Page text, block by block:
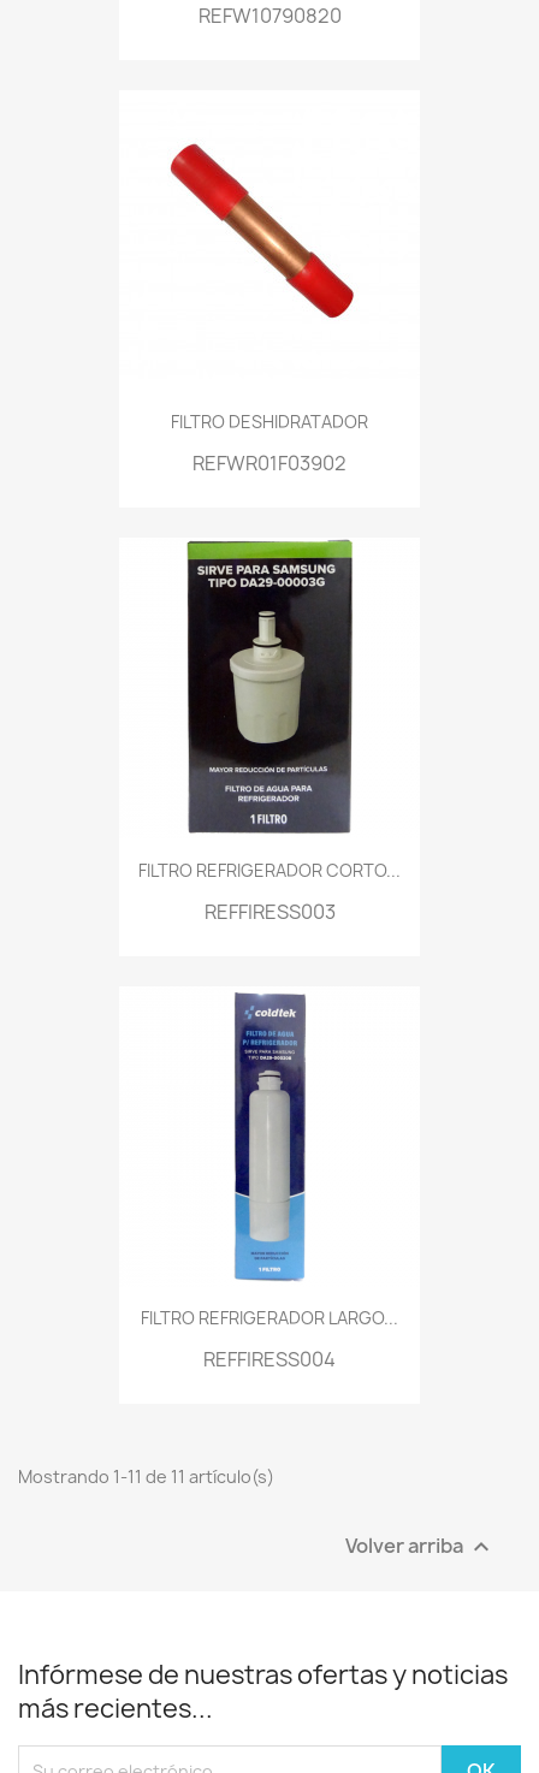
REFW10790820
FILTRO DESHIDRATADOR
REFWR01F03902
FILTRO REFRIGERADOR CORTO...
REFFIRESS003
FILTRO REFRIGERADOR LARGO...
REFFIRESS004
Mostrando 1-11 de 11 artículo(s)
Volver arriba 
Infórmese de nuestras ofertas y noticias
más recientes...